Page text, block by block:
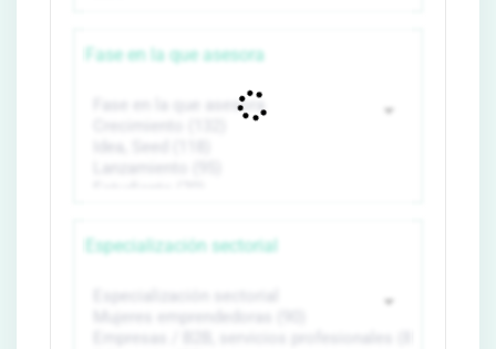
Fase en la que asesora
Especialización sectorial